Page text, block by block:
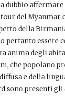
dubbio
tour del
della
pertanto essere
anima degli
che popolano
e della
sono presenti gli